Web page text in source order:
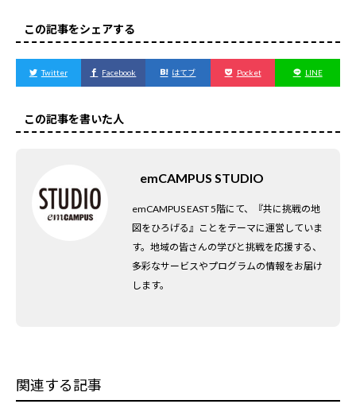
この記事をシェアする
Twitter Facebook はてブ Pocket LINE
この記事を書いた人
emCAMPUS STUDIO
emCAMPUS EAST 5階にて、『共に挑戦の地
図をひろげる』ことをテーマに運営していま
す。地域の皆さんの学びと挑戦を応援する、
多彩なサービスやプログラムの情報をお届け
します。
関連する記事